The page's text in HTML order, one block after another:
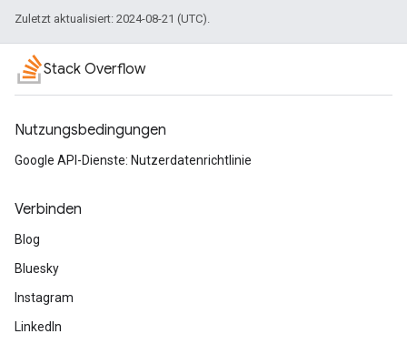
Zuletzt aktualisiert: 2024-08-21 (UTC).
Stack Overflow
Nutzungsbedingungen
Google API-Dienste: Nutzerdatenrichtlinie
Verbinden
Blog
Bluesky
Instagram
LinkedIn